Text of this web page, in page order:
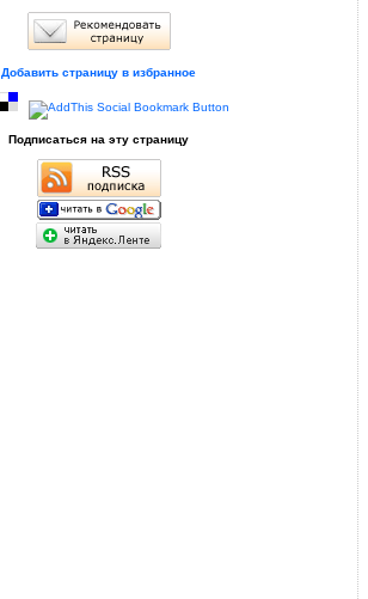
Добавить страницу в избранное
Подписаться на эту страницу